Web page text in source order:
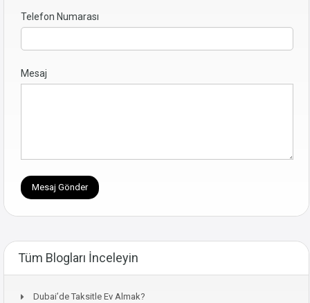
Telefon Numarası
Mesaj
Tüm Blogları İnceleyin
Dubai’de Taksitle Ev Almak?